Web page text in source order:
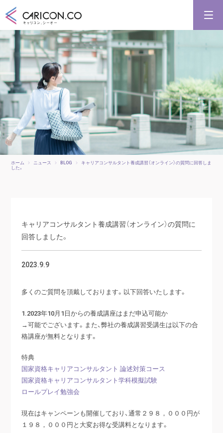
キャリアコンサルタント養成講習
キャリアコンサルタント更新講習
合格講座
キャリコンシーオーとは
キャリアコンサルタントとは
ホーム ニュース BLOG キャリアコンサルタント養成講習（オンライン）の質問に回答しま
した。
キャリアコンサルタント養成講習（オンライン）の質問に
回答しました。
2023.9.9
多くのご質問を頂戴しております。以下回答いたします。
1.2023年10月1日からの養成講座はまだ申込可能か
→可能でございます。また、弊社の養成講習受講生は以下の合
格講座が無料となります。
特典
国家資格キャリアコンサルタント 論述対策コース
国家資格キャリアコンサルタント学科模擬試験
ロールプレイ勉強会
現在はキャンペーンも開催しており、通常２９８，０００円が
１９８，０００円と大変お得な受講料となります。